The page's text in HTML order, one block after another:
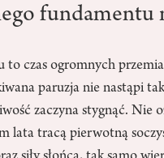
fundamentu
czas ogromnych
paruzja nie nastąpi
zaczyna stygnąć. Nie
lata tracą pierwotną